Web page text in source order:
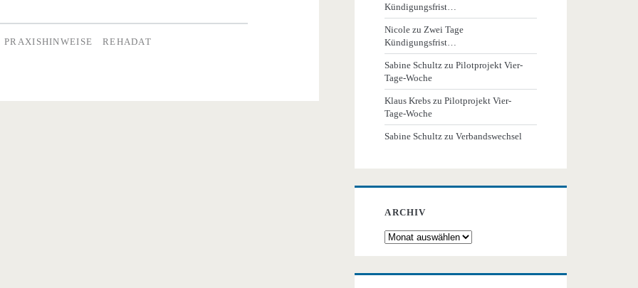
PRAXISHINWEISE REHADAT
Kündigungsfrist…
Nicole zu Zwei Tage
Kündigungsfrist…
Sabine Schultz zuPilotprojekt Vier-
Tage-Woche
Klaus Krebs zuPilotprojekt Vier-
Tage-Woche
Sabine Schultz zuVerbandswechsel
ARCHIV
Archiv